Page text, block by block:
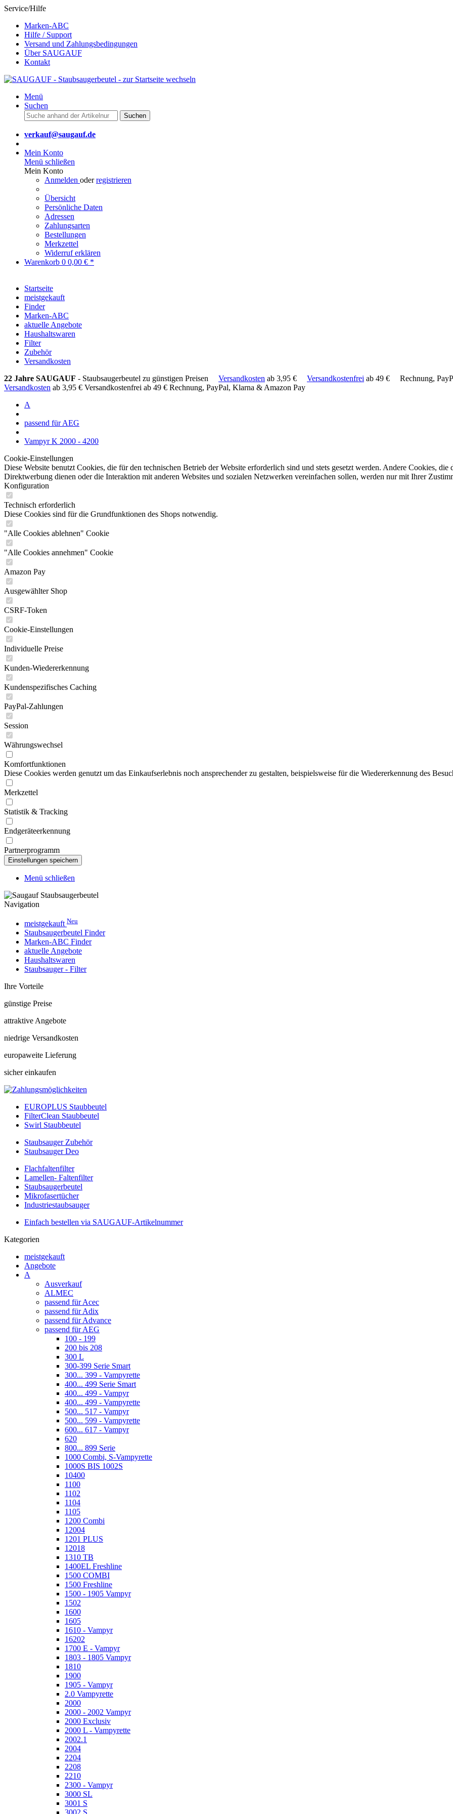
Service/Hilfe
Marken-ABC
Hilfe / Support
Versand und Zahlungsbedingungen
Über SAUGAUF
Kontakt
Menü
Suchen
Suchen
verkauf@saugauf.de
Mein Konto
Menü schließen
Mein Konto
Anmelden oderregistrieren
Übersicht
Persönliche Daten
Adressen
Zahlungsarten
Bestellungen
Merkzettel
Widerruf erklären
Warenkorb 0 0,00 € *
Startseite
meistgekauft
Finder
Marken-ABC
aktuelle Angebote
Haushaltswaren
Filter
Zubehör
Versandkosten
22 Jahre SAUGAUF - Staubsaugerbeutel zu günstigen Preisen Versandkosten ab 3,95 € Versandkostenfrei ab 49 €
Rechnung,
Versandkosten ab 3,95 € Versandkostenfrei ab 49 € Rechnung, PayPal, Klarna & Amazon Pay
A
passend für AEG
Vampyr K 2000 - 4200
Cookie-Einstellungen
Diese Website benutzt Cookies, die für den technischen Betrieb der Website erforderlich sind und stets gesetzt werden. Andere Cookies,
Direktwerbung dienen oder die Interaktion mit anderen Websites und sozialen Netzwerken vereinfachen sollen, werden nur mit Ihrer
Konfiguration
Technisch erforderlich
Diese Cookies sind für die Grundfunktionen des Shops notwendig.
"Alle Cookies ablehnen" Cookie
"Alle Cookies annehmen" Cookie
Amazon Pay
Ausgewählter Shop
CSRF-Token
Cookie-Einstellungen
Individuelle Preise
Kunden-Wiedererkennung
Kundenspezifisches Caching
PayPal-Zahlungen
Session
Währungswechsel
Komfortfunktionen
Diese Cookies werden genutzt um das Einkaufserlebnis noch ansprechender zu gestalten, beispielsweise für die Wiedererkennung des
Merkzettel
Statistik & Tracking
Endgeräteerkennung
Partnerprogramm
Menü schließen
Navigation
meistgekauft Neu
Staubsaugerbeutel Finder
Marken-ABC Finder
aktuelle Angebote
Haushaltswaren
Staubsauger - Filter
Ihre Vorteile
günstige Preise
attraktive Angebote
niedrige Versandkosten
europaweite Lieferung
sicher einkaufen
EUROPLUS Staubbeutel
FilterClean Staubbeutel
Swirl Staubbeutel
Staubsauger Zubehör
Staubsauger Deo
Flachfaltenfilter
Lamellen- Faltenfilter
Staubsaugerbeutel
Mikrofasertücher
Industriestaubsauger
Einfach bestellen via SAUGAUF-Artikelnummer
Kategorien
meistgekauft
Angebote
A
Ausverkauf
ALMEC
passend für Acec
passend für Adix
passend für Advance
passend für AEG
100 - 199
200 bis 208
300 L
300-399 Serie Smart
300... 399 - Vampyrette
400... 499 Serie Smart
400... 499 - Vampyr
400... 499 - Vampyrette
500... 517 - Vampyr
500... 599 - Vampyrette
600... 617 - Vampyr
620
800... 899 Serie
1000 Combi, S-Vampyrette
1000S BIS 1002S
10400
1100
1102
1104
1105
1200 Combi
12004
1201 PLUS
12018
1310 TB
1400EL Freshline
1500 COMBI
1500 Freshline
1500 - 1905 Vampyr
1502
1600
1605
1610 - Vampyr
16202
1700 E - Vampyr
1803 - 1805 Vampyr
1810
1900
1905 - Vampyr
2.0 Vampyrette
2000
2000 - 2002 Vampyr
2000 Exclusiv
2000 L - Vampyrette
2002.1
2004
2204
2208
2210
2300 - Vampyr
3000 SL
3001 S